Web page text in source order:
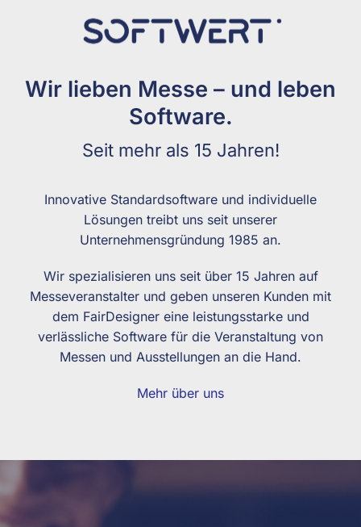
Wir lieben Messe – und leben
Software.
Seit mehr als 15 Jahren!
Innovative Standardsoftware und individuelle
Lösungen treibt uns seit unserer
Unternehmensgründung 1985 an.
Wir spezialisieren uns seit über 15 Jahren auf
Messeveranstalter und geben unseren Kunden mit
dem FairDesigner eine leistungsstarke und
verlässliche Software für die Veranstaltung von
Messen und Ausstellungen an die Hand.
Mehr über uns